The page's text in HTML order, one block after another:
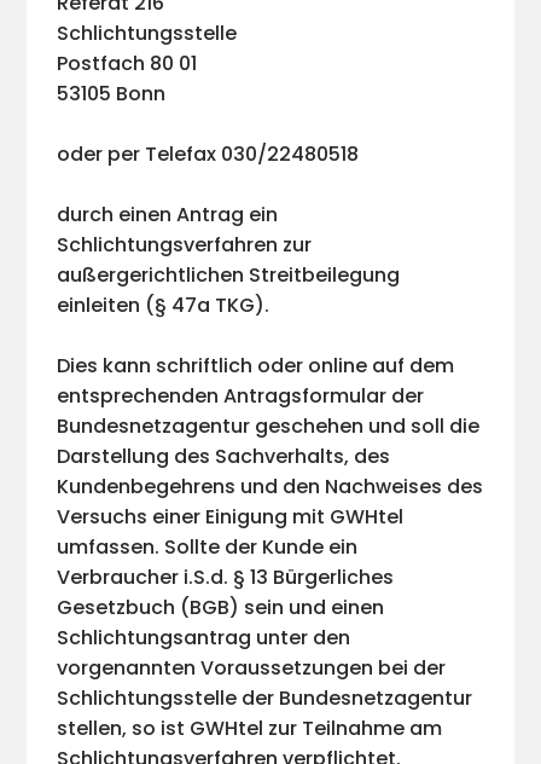
Schlichtungsstelle
Postfach 80 01
53105 Bonn
oder per Telefax 030/22480518
durch einen Antrag ein
Schlichtungsverfahren zur
außergerichtlichen Streitbeilegung
einleiten (§ 47a TKG).
Dies kann schriftlich oder online auf dem
entsprechenden Antragsformular der
Bundesnetzagentur geschehen und soll die
Darstellung des Sachverhalts, des
Kundenbegehrens und den Nachweises des
Versuchs einer Einigung mit GWHtel
umfassen. Sollte der Kunde ein
Verbraucher i.S.d. § 13 Bürgerliches
Gesetzbuch (BGB) sein und einen
Schlichtungsantrag unter den
vorgenannten Voraussetzungen bei der
Schlichtungsstelle der Bundesnetzagentur
stellen, so ist GWHtel zur Teilnahme am